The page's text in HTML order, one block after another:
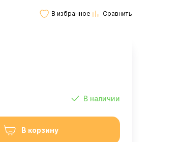
В наличии
В корзину